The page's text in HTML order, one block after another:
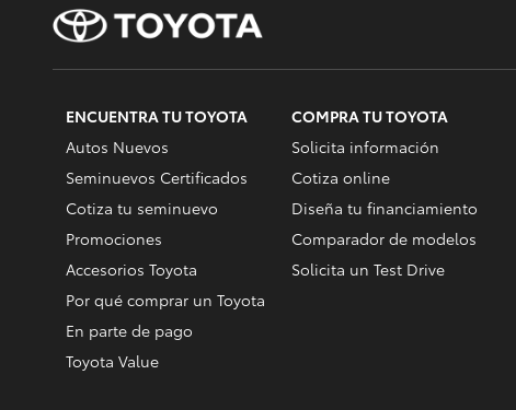
ENCUENTRA TU TOYOTA
Autos Nuevos
Seminuevos Certificados
Cotiza tu seminuevo
Promociones
Accesorios Toyota
Por qué comprar un Toyota
En parte de pago
Toyota Value
COMPRA TU TOYOTA
Solicita información
Cotiza online
Diseña tu financiamiento
Comparador de modelos
Solicita un Test Drive